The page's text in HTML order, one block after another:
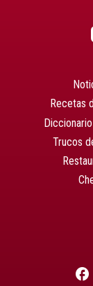
Recetas
Trucos